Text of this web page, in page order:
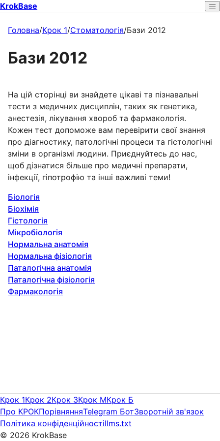
KrokBase
Головна/Крок 1/Стоматологія/Бази 2012
Бази 2012
На цій сторінці ви знайдете цікаві та пізнавальні
тести з медичних дисциплін, таких як генетика,
анестезія, лікування хвороб та фармакологія.
Кожен тест допоможе вам перевірити свої знання
про діагностику, патологічні процеси та гістологічні
зміни в організмі людини. Приєднуйтесь до нас,
щоб дізнатися більше про медичні препарати,
інфекції, гіпотрофію та інші важливі теми!
Біологія
Біохімія
Гістологія
Мікробіологія
Нормальна анатомія
Нормальна фізіологія
Паталогічна анатомія
Паталогічна фізіологія
Фармакологія
Крок 1Крок 2Крок 3Крок MКрок Б
Про КРОКПорівнянняTelegram БотЗворотній зв'язок
Політика конфіденційностіllms.txt
© 2026 KrokBase